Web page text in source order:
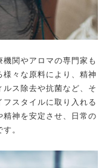
関やアロマの専門家も
々な原料により、精神
ス除去や抗菌など、そ
スタイルに取り入れる
精神を安定させ、日常の
。